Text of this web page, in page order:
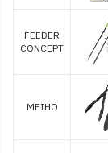
FEEDER
CONCEPT
MEIHO